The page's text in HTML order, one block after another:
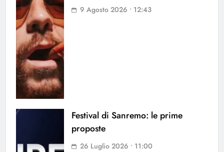
9 Agosto 2026 • 12:43
Festival di Sanremo: le prime
proposte
26 Luglio 2026 • 11:00